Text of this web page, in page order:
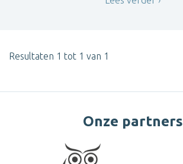
Resultaten 1 tot 1 van 1
Onze partners